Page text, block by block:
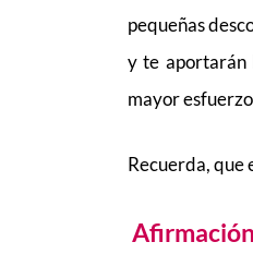
pequeñas
y te aportarán
mayor
Recuerda, que